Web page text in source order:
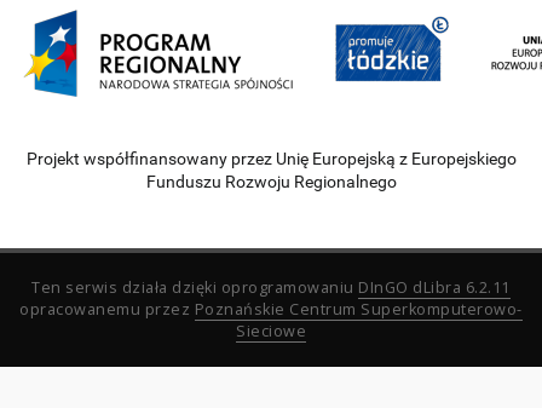
Projekt współfinansowany przez Unię Europejską z Europejskiego
Funduszu Rozwoju Regionalnego
Ten serwis działa dzięki oprogramowaniu DInGO dLibra 6.2.11
opracowanemu przez Poznańskie Centrum Superkomputerowo-
Sieciowe